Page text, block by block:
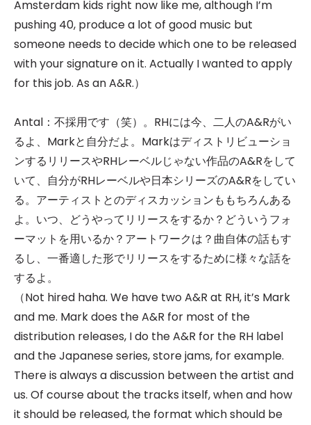
Amsterdam kids right now like me, although I’m
pushing 40, produce a lot of good music but
someone needs to decide which one to be released
with your signature on it. Actually I wanted to apply
for this job. As an A&R.）
Antal：不採用です（笑）。RHには今、二人のA&Rがい
るよ、Markと自分だよ。Markはディストリビューショ
ンするリリースやRHレーベルじゃない作品のA&Rをして
いて、自分がRHレーベルや日本シリーズのA&Rをしてい
る。アーティストとのディスカッションももちろんある
よ。いつ、どうやってリリースをするか？どういうフォ
ーマットを用いるか？アートワークは？曲自体の話もす
るし、一番適した形でリリースをするために様々な話を
するよ。
（Not hired haha. We have two A&R at RH, it’s Mark
and me. Mark does the A&R for most of the
distribution releases, I do the A&R for the RH label
and the Japanese series, store jams, for example.
There is always a discussion between the artist and
us. Of course about the tracks itself, when and how
it should be released, the format which should be